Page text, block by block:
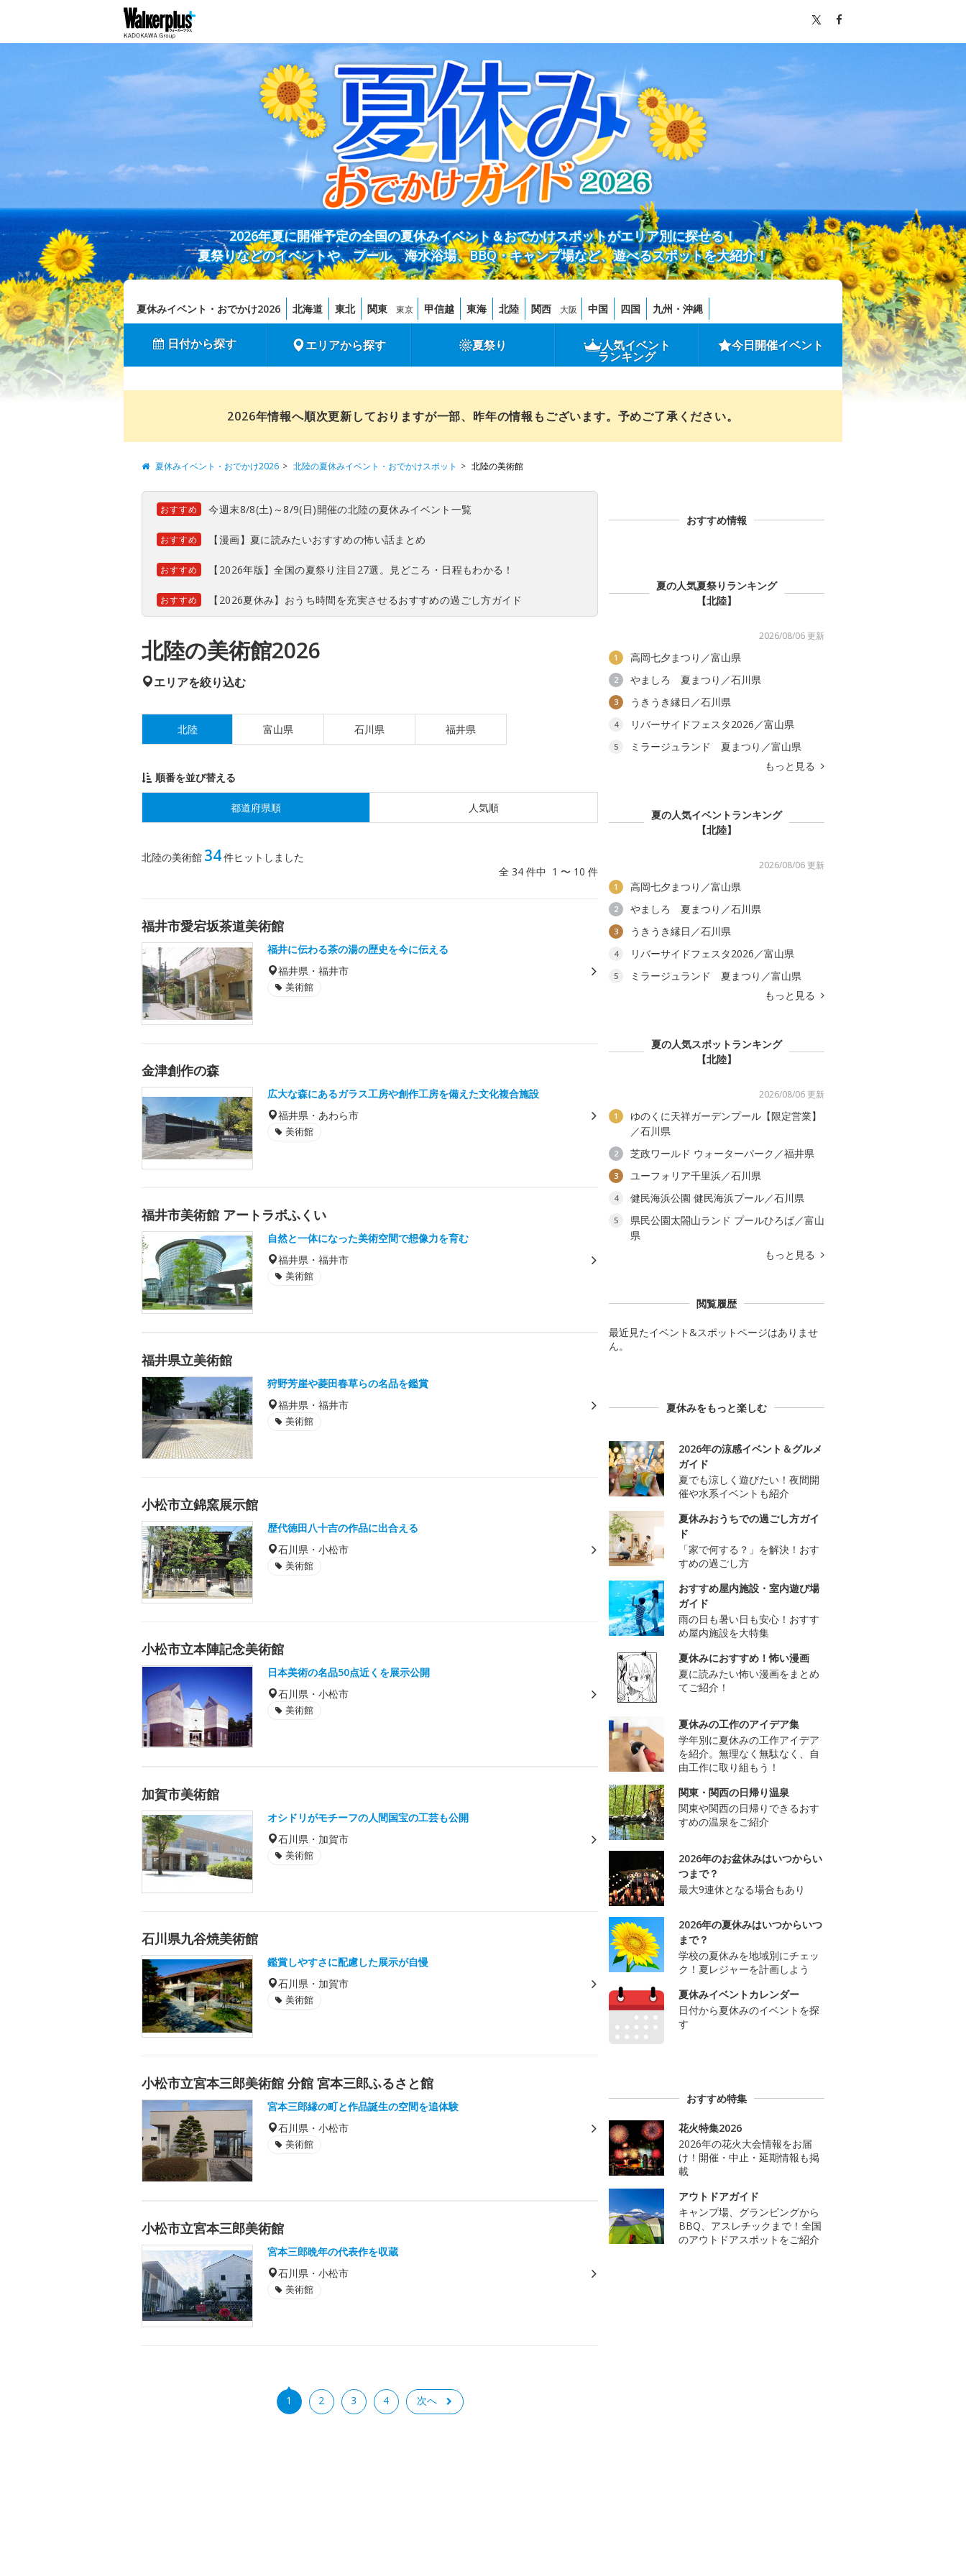
2026年夏に開催予定の全国の夏休みイベント＆おでかけスポットがエリア別に探せる！
夏祭りなどのイベントや、プール、海水浴場、BBQ・キャンプ場など、遊べるスポットを大紹介！
夏休みイベント・おでかけ2026 北海道 東北 関東 東京 甲信越 東海 北陸 関西 大阪 中国 四国 九州・沖縄
日付から探す エリアから探す 夏祭り 人気イベント
ランキング
今日開催イベント
2026年情報へ順次更新しておりますが一部、昨年の情報もございます。予めご了承ください。
夏休みイベント・おでかけ2026 北陸の夏休みイベント・おでかけスポット 北陸の美術館
おすすめ 今週末8/8(土)～8/9(日)開催の北陸の夏休みイベント一覧
おすすめ 【漫画】夏に読みたいおすすめの怖い話まとめ
おすすめ 【2026年版】全国の夏祭り注目27選。見どころ・日程もわかる！
おすすめ 【2026夏休み】おうち時間を充実させるおすすめの過ごし方ガイド
北陸の美術館2026
エリアを絞り込む
北陸 富山県 石川県 福井県
順番を並び替える
都道府県順 人気順
北陸の美術館 34件ヒットしました
全 34 件中 1 〜 10 件
福井市愛宕坂茶道美術館
福井に伝わる茶の湯の歴史を今に伝える
福井県・福井市
美術館
金津創作の森
広大な森にあるガラス工房や創作工房を備えた文化複合施設
福井県・あわら市
美術館
福井市美術館 アートラボふくい
自然と一体になった美術空間で想像力を育む
福井県・福井市
美術館
福井県立美術館
狩野芳崖や菱田春草らの名品を鑑賞
福井県・福井市
美術館
小松市立錦窯展示館
歴代徳田八十吉の作品に出合える
石川県・小松市
美術館
小松市立本陣記念美術館
日本美術の名品50点近くを展示公開
石川県・小松市
美術館
加賀市美術館
オシドリがモチーフの人間国宝の工芸も公開
石川県・加賀市
美術館
石川県九谷焼美術館
鑑賞しやすさに配慮した展示が自慢
石川県・加賀市
美術館
小松市立宮本三郎美術館 分館 宮本三郎ふるさと館
宮本三郎縁の町と作品誕生の空間を追体験
石川県・小松市
美術館
小松市立宮本三郎美術館
宮本三郎晩年の代表作を収蔵
石川県・小松市
美術館
1 2 3 4 次へ
おすすめ情報
夏の人気夏祭りランキング
【北陸】
2026/08/06 更新
1 高岡七夕まつり／富山県
2 やましろ 夏まつり／石川県
3 うきうき縁日／石川県
4 リバーサイドフェスタ2026／富山県
5
ミラージュランド 夏まつり／富山県
もっと見る
夏の人気イベントランキング
【北陸】
2026/08/06 更新
1 高岡七夕まつり／富山県
2 やましろ 夏まつり／石川県
3 うきうき縁日／石川県
4 リバーサイドフェスタ2026／富山県
5
ミラージュランド 夏まつり／富山県
もっと見る
夏の人気スポットランキング
【北陸】
2026/08/06 更新
1
ゆのくに天祥ガーデンプール【限定営業】
／石川県
2 芝政ワールド ウォーターパーク／福井県
3 ユーフォリア千里浜／石川県
4 健民海浜公園 健民海浜プール／石川県
5
県民公園太閤山ランド プールひろば／富山
県
もっと見る
閲覧履歴
最近見たイベント&スポットページはありませ
ん。
夏休みをもっと楽しむ
2026年の涼感イベント＆グルメ
ガイド
夏でも涼しく遊びたい！夜間開
催や水系イベントも紹介
夏休みおうちでの過ごし方ガイ
ド
「家で何する？」を解決！おす
すめの過ごし方
おすすめ屋内施設・室内遊び場
ガイド
雨の日も暑い日も安心！おすす
め屋内施設を大特集
夏休みにおすすめ！怖い漫画
夏に読みたい怖い漫画をまとめ
てご紹介！
夏休みの工作のアイデア集
学年別に夏休みの工作アイデア
を紹介。無理なく無駄なく、自
由工作に取り組もう！
関東・関西の日帰り温泉
関東や関西の日帰りできるおす
すめの温泉をご紹介
2026年のお盆休みはいつからい
つまで？
最大9連休となる場合もあり
2026年の夏休みはいつからいつ
まで？
学校の夏休みを地域別にチェッ
ク！夏レジャーを計画しよう
夏休みイベントカレンダー
日付から夏休みのイベントを探
す
おすすめ特集
花火特集2026
2026年の花火大会情報をお届
け！開催・中止・延期情報も掲
載
アウトドアガイド
キャンプ場、グランピングから
BBQ、アスレチックまで！全国
のアウトドアスポットをご紹介